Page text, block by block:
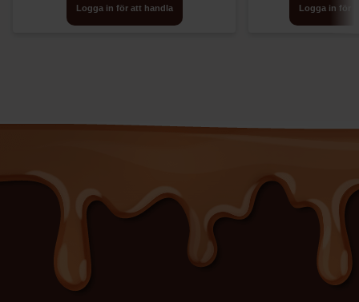
Logga in för att handla Logga in för